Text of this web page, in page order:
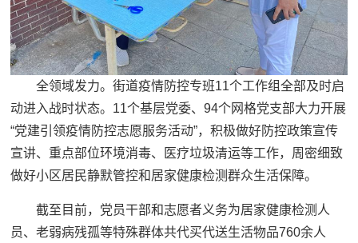
全领域发力。街道疫情防控专班11个工作组全部及时启
动进入战时状态。11个基层党委、94个网格党支部大力开展
“党建引领疫情防控志愿服务活动”，积极做好防控政策宣传
宣讲、重点部位环境消毒、医疗垃圾清运等工作，周密细致
做好小区居民静默管控和居家健康检测群众生活保障。
截至目前，党员干部和志愿者义务为居家健康检测人
员、老弱病残孤等特殊群体共代买代送生活物品760余人